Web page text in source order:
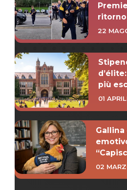
ritorno
22
più
01
02